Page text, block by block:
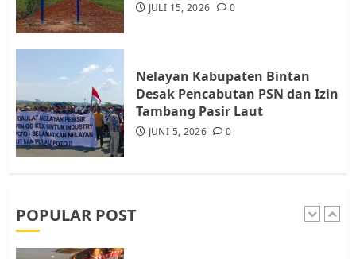
JULI 15, 2026 0
Nelayan Kabupaten Bintan
Desak Pencabutan PSN dan Izin
Tambang Pasir Laut
JUNI 5, 2026 0
POPULAR POST
5
JULI 15, 2026 0
1